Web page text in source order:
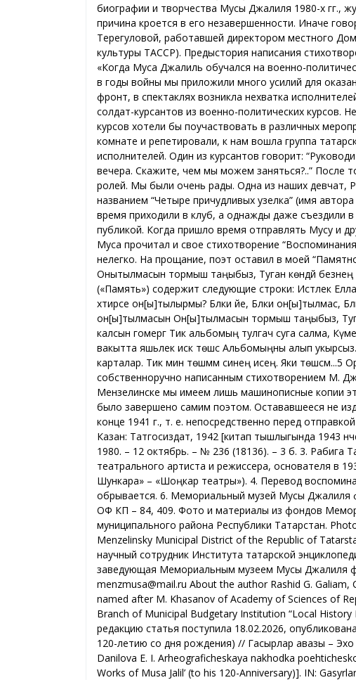
биографии и творчества Мусы Джалиля 1980-х гг.,
причина кроется в его незавершенности. Иначе
Терегуловой, работавшей директором местного
культуры ТАССР). Предыстория написания
«Когда Муса Джалиль обучался на военно-
в годы войны мы приложили много усилий для
фронт, в спектаклях возникла нехватка
солдат-курсантов из военно-политических курсов.
курсов хотели бы поучаствовать в различных
комнате и репетировали, к нам вошла группа
исполнителей. Один из курсантов говорит:
вечера. Скажите, чем мы можем заняться?..” После
ролей. Мы были очень рады. Одна из наших девчат,
названием “Четыре причудливых узелка” (имя
время приходили в клуб, а однажды даже съездили
публикой. Когда пришло время отправлять Мусу и
Муса прочитал и свое стихотворение
нелегко. На прощание, поэт оставил в моей
Онытылмасын тормыш таңыбыз, Туган көндәй безнең
(«Память») содержит следующие строки: Истәлек
хәтирәсе он[ы]тылырмы? Бәлки әйе, Бәлки он[ы]тылмас,
он[ы]тылмасын Он[ы]тылмасын тормыш таңыбыз, Туган
калсын гомергә Тик альбомың тулгач суга салма,
вакытта яшьлек искә төшсә Альбомыңны алып укырсыз.
карталар. Тик мин төшмәм синең исеңә. Яки
собственноручно написанным стихотворением М.
Мензелинске мы имеем лишь машинописные копии
было завершено самим поэтом. Остававшееся не
конце 1941 г., т. е. непосредственно перед
Казан: Татгосиздат, 1942 [китап тышлыгында 1943
1980. – 12 октябрь. – № 236 (18136). – 3 б. 3. Рабига
театрального артиста и режиссера, основателя в
Шункара» – «Шоңкар театры»). 4. Перевод
обрывается. 6. Мемориальный музей Мусы Джалиля
ОФ КП – 84, 409. Фото и материалы из фондов
муниципального района Республики Татарстан.
Menzelinsky Municipal District of the Republic of
научный сотрудник Института татарской
заведующая Мемориальным музеем Мусы Джалиля
menzmusa@mail.ru About the author Rashid G.
named after M. Khasanov of Academy of Sciences of
Branch of Municipal Budgetary Institution “Local
редакцию статья поступила 18.02.2026,
120-летию со дня рождения) // Гасырлар авазы – Эхо
Danilova E. I. Arheograficheskaya nakhodka
Works of Musa Jalil’ (to his 120-Anniversary)]. IN: